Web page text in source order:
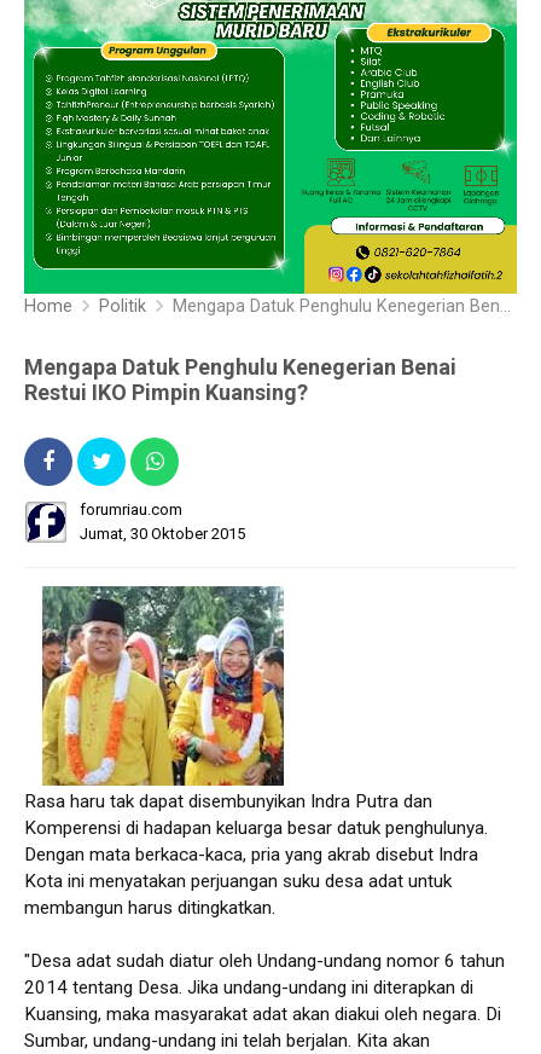
Home Politik Mengapa Datuk Penghulu Kenegerian Benai Restui IKO Pimpin Kuansing?
Mengapa Datuk Penghulu Kenegerian Benai
Restui IKO Pimpin Kuansing?
forumriau.com
Jumat, 30 Oktober 2015
Rasa haru tak dapat disembunyikan Indra Putra dan
Komperensi di hadapan keluarga besar datuk penghulunya.
Dengan mata berkaca-kaca, pria yang akrab disebut Indra
Kota ini menyatakan perjuangan suku desa adat untuk
membangun harus ditingkatkan.
"Desa adat sudah diatur oleh Undang-undang nomor 6 tahun
2014 tentang Desa. Jika undang-undang ini diterapkan di
Kuansing, maka masyarakat adat akan diakui oleh negara. Di
Sumbar, undang-undang ini telah berjalan. Kita akan